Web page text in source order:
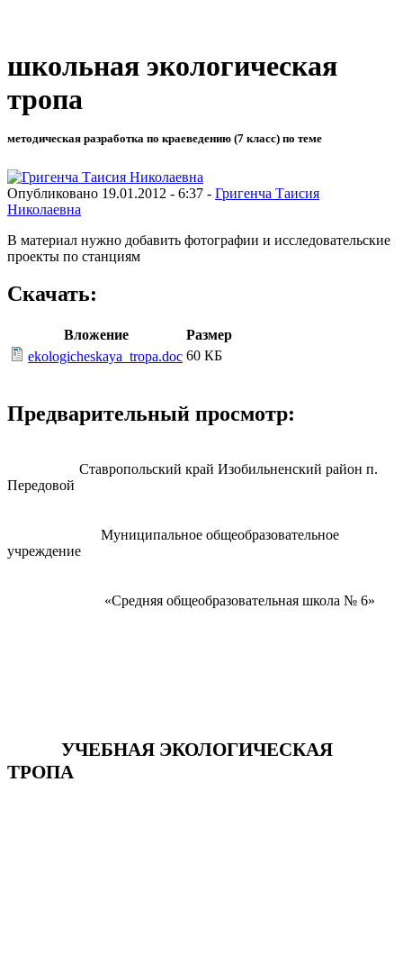
школьная экологическая
тропа
методическая разработка по краеведению (7 класс) по теме
Опубликовано 19.01.2012 - 6:37 - Григенча Таисия
Николаевна
В материал нужно добавить фотографии и исследовательские
проекты по станциям
Скачать:
Вложение
Размер
ekologicheskaya_tropa.doc 60 КБ
Предварительный просмотр:
Ставропольский край Изобильненский район п.
Передовой
Муниципальное общеобразовательное
учреждение
«Средняя общеобразовательная школа № 6»
УЧЕБНАЯ ЭКОЛОГИЧЕСКАЯ
ТРОПА